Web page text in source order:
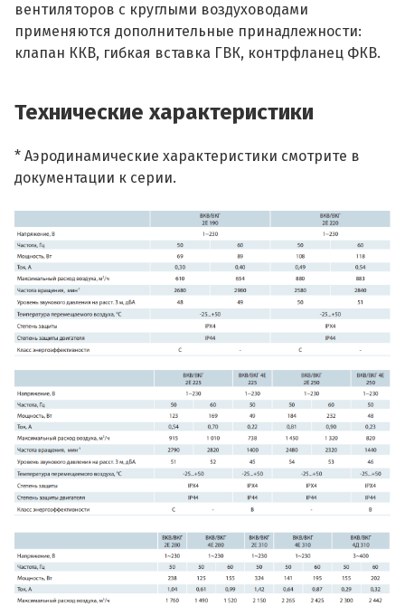
вентиляторов с круглыми воздуховодами
применяются дополнительные принадлежности:
клапан ККВ, гибкая вставка ГВК, контрфланец ФКВ.
Технические характеристики
* Аэродинамические характеристики смотрите в
документации к серии.